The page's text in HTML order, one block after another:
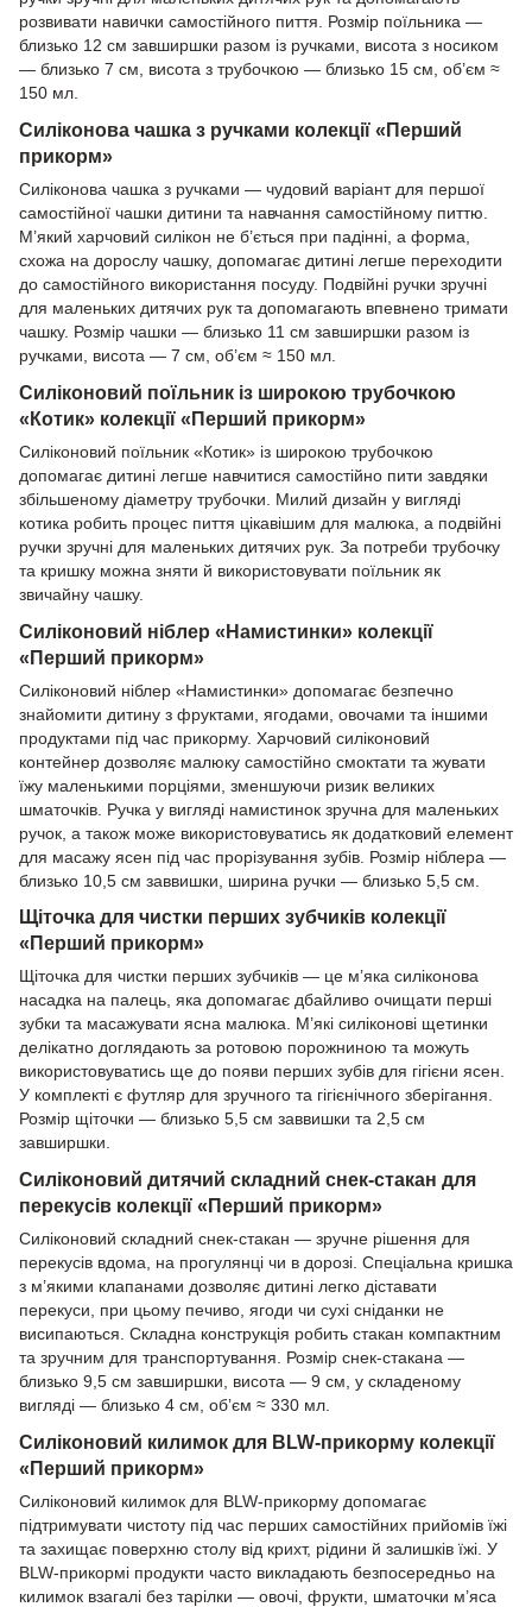
розвивати навички самостійного пиття. Розмір поїльника —
близько 12 см завширшки разом із ручками, висота з носиком
— близько 7 см, висота з трубочкою — близько 15 см, об’єм ≈
150 мл.
Силіконова чашка з ручками колекції «Перший
прикорм»
Силіконова чашка з ручками — чудовий варіант для першої
самостійної чашки дитини та навчання самостійному питтю.
М’який харчовий силікон не б’ється при падінні, а форма,
схожа на дорослу чашку, допомагає дитині легше переходити
до самостійного використання посуду. Подвійні ручки зручні
для маленьких дитячих рук та допомагають впевнено тримати
чашку. Розмір чашки — близько 11 см завширшки разом із
ручками, висота — 7 см, об’єм ≈ 150 мл.
Силіконовий поїльник із широкою трубочкою
«Котик» колекції «Перший прикорм»
Силіконовий поїльник «Котик» із широкою трубочкою
допомагає дитині легше навчитися самостійно пити завдяки
збільшеному діаметру трубочки. Милий дизайн у вигляді
котика робить процес пиття цікавішим для малюка, а подвійні
ручки зручні для маленьких дитячих рук. За потреби трубочку
та кришку можна зняти й використовувати поїльник як
звичайну чашку.
Силіконовий ніблер «Намистинки» колекції
«Перший прикорм»
Силіконовий ніблер «Намистинки» допомагає безпечно
знайомити дитину з фруктами, ягодами, овочами та іншими
продуктами під час прикорму. Харчовий силіконовий
контейнер дозволяє малюку самостійно смоктати та жувати
їжу маленькими порціями, зменшуючи ризик великих
шматочків. Ручка у вигляді намистинок зручна для маленьких
ручок, а також може використовуватись як додатковий елемент
для масажу ясен під час прорізування зубів. Розмір ніблера —
близько 10,5 см заввишки, ширина ручки — близько 5,5 см.
Щіточка для чистки перших зубчиків колекції
«Перший прикорм»
Щіточка для чистки перших зубчиків — це м’яка силіконова
насадка на палець, яка допомагає дбайливо очищати перші
зубки та масажувати ясна малюка. М’які силіконові щетинки
делікатно доглядають за ротовою порожниною та можуть
використовуватись ще до появи перших зубів для гігієни ясен.
У комплекті є футляр для зручного та гігієнічного зберігання.
Розмір щіточки — близько 5,5 см заввишки та 2,5 см
завширшки.
Силіконовий дитячий складний снек-стакан для
перекусів колекції «Перший прикорм»
Силіконовий складний снек-стакан — зручне рішення для
перекусів вдома, на прогулянці чи в дорозі. Спеціальна кришка
з м’якими клапанами дозволяє дитині легко діставати
перекуси, при цьому печиво, ягоди чи сухі сніданки не
висипаються. Складна конструкція робить стакан компактним
та зручним для транспортування. Розмір снек-стакана —
близько 9,5 см завширшки, висота — 9 см, у складеному
вигляді — близько 4 см, об’єм ≈ 330 мл.
Силіконовий килимок для BLW-прикорму колекції
«Перший прикорм»
Силіконовий килимок для BLW-прикорму допомагає
підтримувати чистоту під час перших самостійних прийомів їжі
та захищає поверхню столу від крихт, рідини й залишків їжі. У
BLW-прикормі продукти часто викладають безпосередньо на
килимок взагалі без тарілки — овочі, фрукти, шматочки м’яса